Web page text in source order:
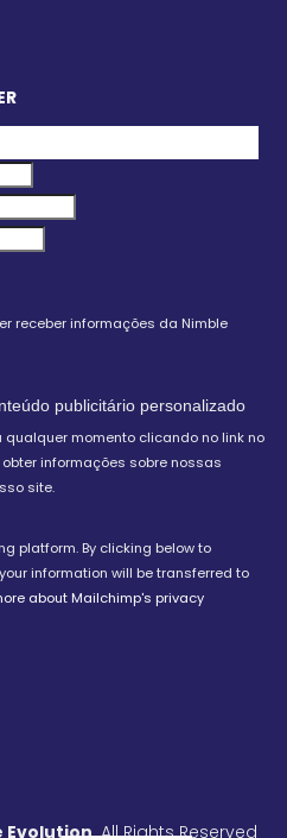
receber informações da Nimble
Conteúdo publicitário personalizado
momento clicando no link no
informações sobre nossas
site.
platform. By clicking below to
information will be transferred to
about Mailchimp's privacy
Evolution. All Rights Reserved